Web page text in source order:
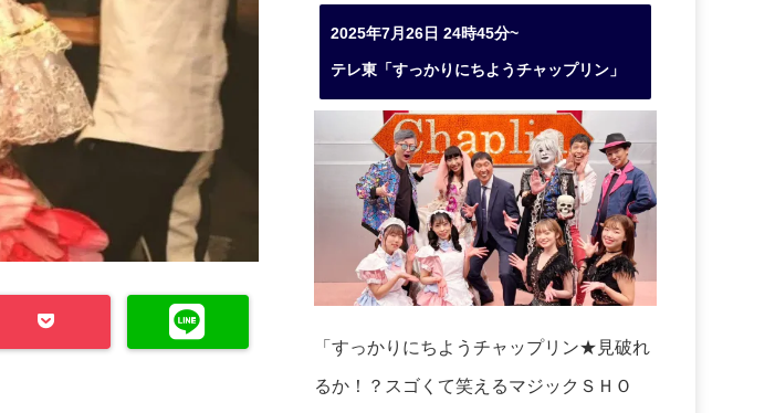
2025年7月26日 24時45分~
テレ東「すっかりにちようチャップリン」
「すっかりにちようチャップリン★見破れ
るか！？スゴくて笑えるマジックＳＨＯ